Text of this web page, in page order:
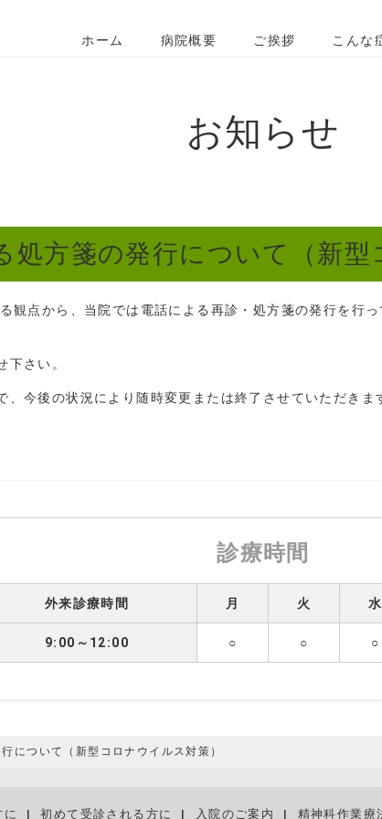
ホーム 病院概要 ご挨拶 こんな
お知らせ
処方箋の発行について（新型
観点から、当院では電話による再診・処方箋の発行を行
下さい。
今後の状況により随時変更または終了させていただきま
診療時間
外来診療時間 月 火 水
9:00～12:00 ○ ○ ○
について（新型コロナウイルス対策）
に 初めて受診される方に 入院のご案内 精神科作業療